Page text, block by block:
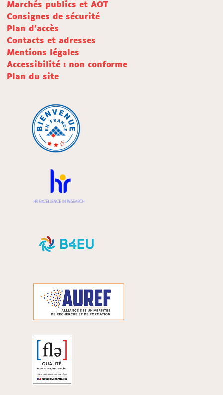
Marchés publics et AOT
Consignes de sécurité
Plan d'accès
Contacts et adresses
Mentions légales
Accessibilité : non conforme
Plan du site